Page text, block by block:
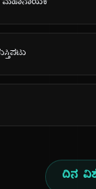
'ಮಹಾನಾಯಕ'
ದಿನ